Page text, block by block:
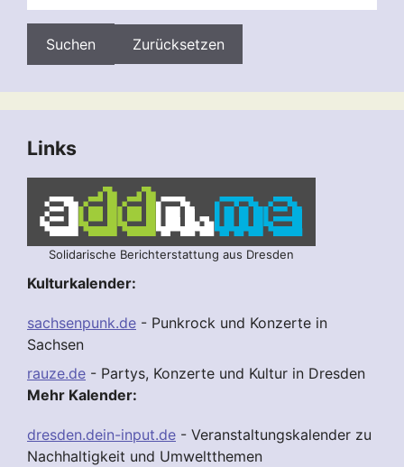
Zurücksetzen
Links
Solidarische Berichterstattung aus Dresden
Kulturkalender:
sachsenpunk.de - Punkrock und Konzerte in
Sachsen
rauze.de - Partys, Konzerte und Kultur in Dresden
Mehr Kalender:
dresden.dein-input.de - Veranstaltungskalender zu
Nachhaltigkeit und Umweltthemen